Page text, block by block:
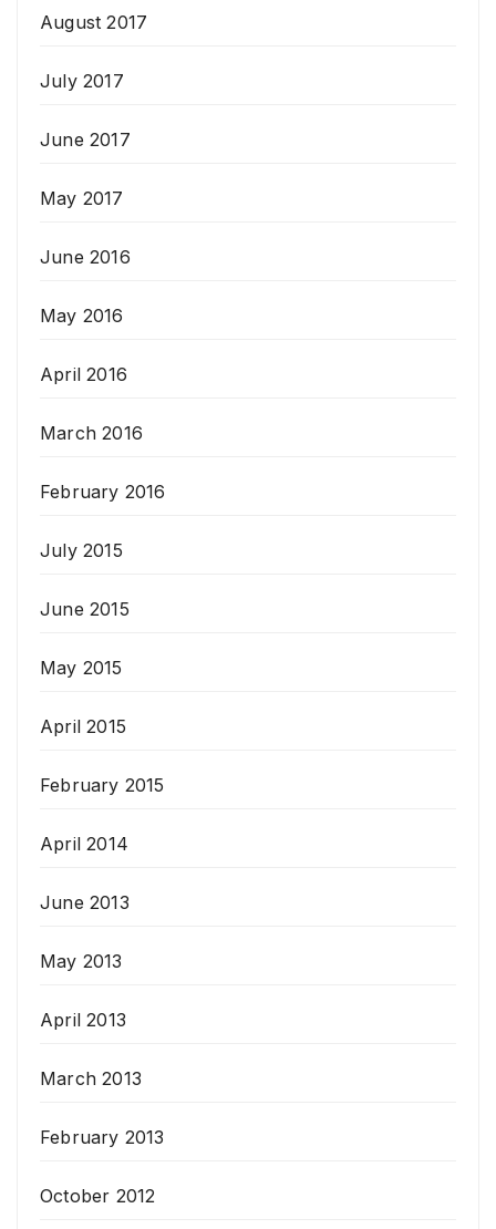
August 2017
July 2017
June 2017
May 2017
June 2016
May 2016
April 2016
March 2016
February 2016
July 2015
June 2015
May 2015
April 2015
February 2015
April 2014
June 2013
May 2013
April 2013
March 2013
February 2013
October 2012